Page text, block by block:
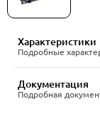
Характеристики
Подробные
Документация
Подробная